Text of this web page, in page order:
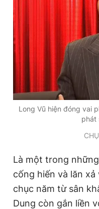
Long Vũ hiện đóng vai
phát
Là một trong
cống hiến và lăn
chục năm từ sân
Dung còn gắn liền